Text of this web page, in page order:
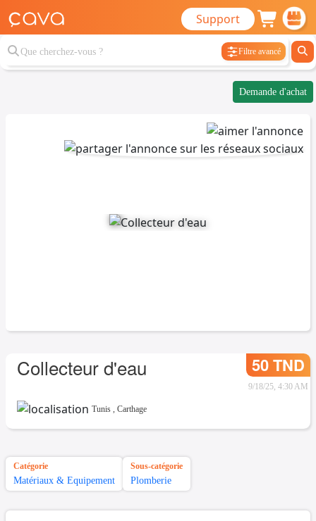
Support
Filtre avancé
Demande d'achat
Collecteur d'eau 50 TND
9/18/25, 4:30 AM
Tunis , Carthage
Catégorie
Matériaux & Equipement
Sous-catégorie
Plomberie